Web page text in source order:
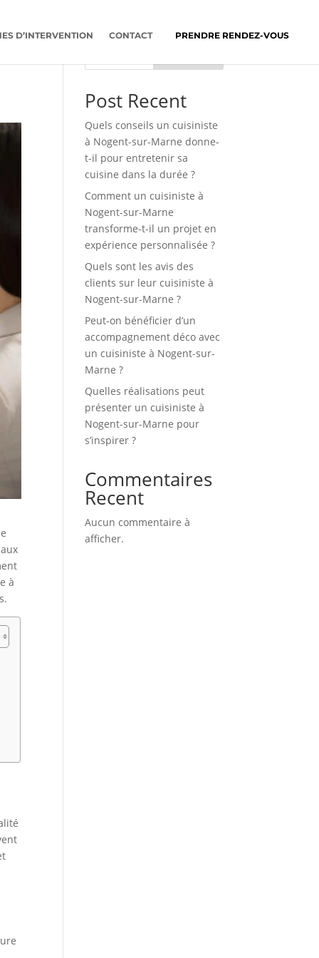
D’INTERVENTION CONTACT PRENDRE RENDEZ-VOUS
à
Post Recent
Quels conseils un cuisiniste
à Nogent-sur-Marne donne-
t-il pour entretenir sa
cuisine dans la durée ?
Comment un cuisiniste à
Nogent-sur-Marne
transforme-t-il un projet en
expérience personnalisée ?
Quels sont les avis des
clients sur leur cuisiniste à
Nogent-sur-Marne ?
Peut-on bénéficier d’un
accompagnement déco avec
un cuisiniste à Nogent-sur-
Marne ?
Quelles réalisations peut
présenter un cuisiniste à
Nogent-sur-Marne pour
s’inspirer ?
Commentaires
Recent
Aucun commentaire à
afficher.